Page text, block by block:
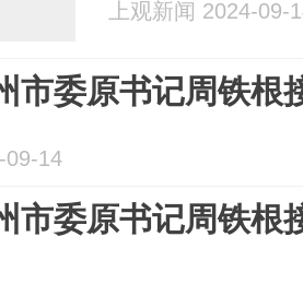
上观新闻 2024-09-
市委原书记周铁根
09-14
市委原书记周铁根